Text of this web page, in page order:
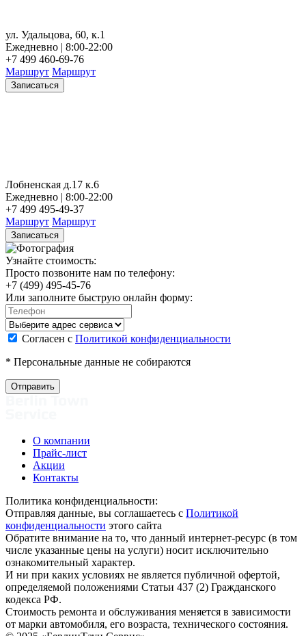
ул. Удальцова, 60, к.1
Ежедневно | 8:00-22:00
+7 499 460-69-76
Маршрут Маршрут
Записаться
Лобненская д.17 к.6
Ежедневно | 8:00-22:00
+7 499 495-49-37
Маршрут Маршрут
Записаться
Узнайте стоимость:
Просто позвоните нам по телефону:
+7 (499) 495-45-76
Или заполните быструю онлайн форму:
Согласен с Политикой конфиденциальности
* Персональные данные не собираются
О компании
Прайс-лист
Акции
Контакты
Политика конфиденциальности:
Отправляя данные, вы соглашаетесь с Политикой
конфиденциальности этого сайта
Обратите внимание на то, что данный интернет-ресурс (в том
числе указанные цены на услуги) носит исключительно
ознакомительный характер.
И ни при каких условиях не является публичной офертой,
определяемой положениями Статьи 437 (2) Гражданского
кодекса РФ.
Стоимость ремонта и обслуживания меняется в зависимости
от марки автомобиля, его возраста, технического состояния.